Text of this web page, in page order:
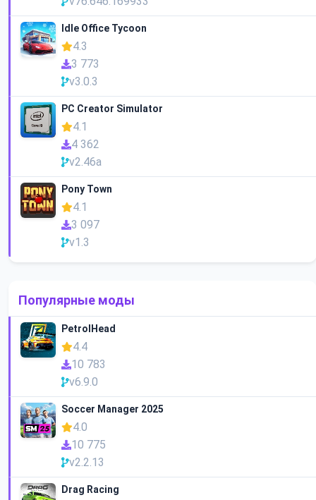
Idle Office Tycoon
4.3
3 773
v3.0.3
PC Creator Simulator
4.1
4 362
v2.46a
Pony Town
4.1
3 097
v1.3
Популярные моды
PetrolHead
4.4
10 783
v6.9.0
Soccer Manager 2025
4.0
10 775
v2.2.13
Drag Racing